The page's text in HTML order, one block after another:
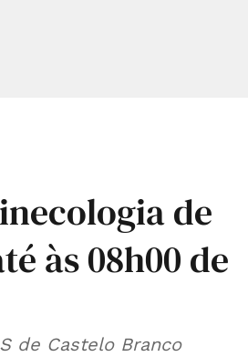
de
às 08h00 de
de Castelo Branco